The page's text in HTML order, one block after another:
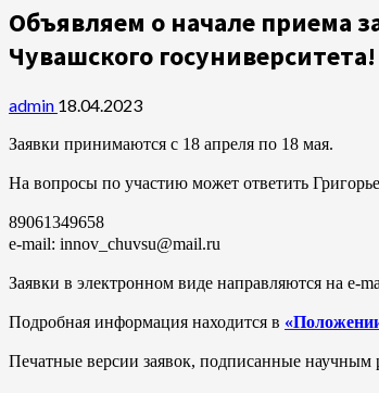
Объявляем о начале приема
Чувашского госуниверситета!
admin 18.04.2023
Заявки принимаются с 18 апреля по 18 мая.
На вопросы по участию может ответить
89061349658
e-mail: innov_chuvsu@mail.ru
Заявки в электронном виде направляются на e-
Подробная информация находится в
Печатные версии заявок, подписанные научным